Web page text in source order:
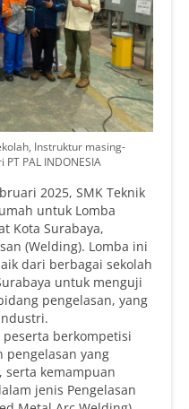
Instruktur masing-
PAL INDONESIA
2025, SMK Teknik
untuk Lomba
Kota Surabaya,
(Welding). Lomba ini
dari berbagai sekolah
untuk menguji
pengelasan, yang
berkompetisi
pengelasan yang
serta kemampuan
jenis Pengelasan